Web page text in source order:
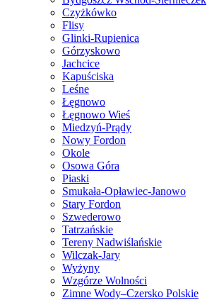
Czyżkówko
Flisy
Glinki-Rupienica
Górzyskowo
Jachcice
Kapuściska
Leśne
Łęgnowo
Łęgnowo Wieś
Miedzyń-Prądy
Nowy Fordon
Okole
Osowa Góra
Piaski
Smukała-Opławiec-Janowo
Stary Fordon
Szwederowo
Tatrzańskie
Tereny Nadwiślańskie
Wilczak-Jary
Wyżyny
Wzgórze Wolności
Zimne Wody–Czersko Polskie